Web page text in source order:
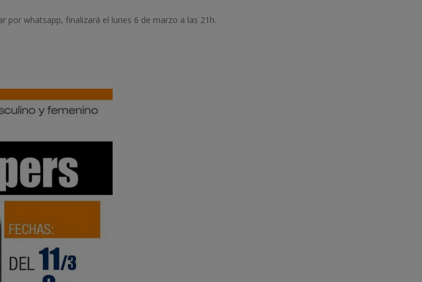
por whatsapp, finalizará el lunes 6 de marzo a las 21h.